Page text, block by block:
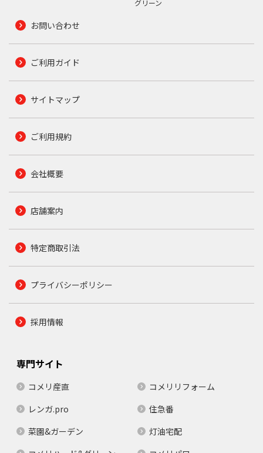
グリーン
お問い合わせ
ご利用ガイド
サイトマップ
ご利用規約
会社概要
店舗案内
特定商取引法
プライバシーポリシー
採用情報
専門サイト
コメリ産直
コメリリフォーム
レンガ.pro
住急番
菜園&ガーデン
灯油宅配